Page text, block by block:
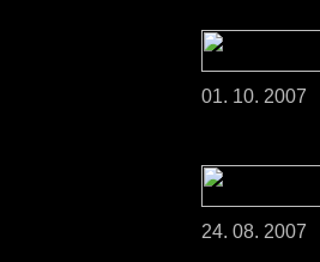
01. 10. 2007
24. 08. 2007